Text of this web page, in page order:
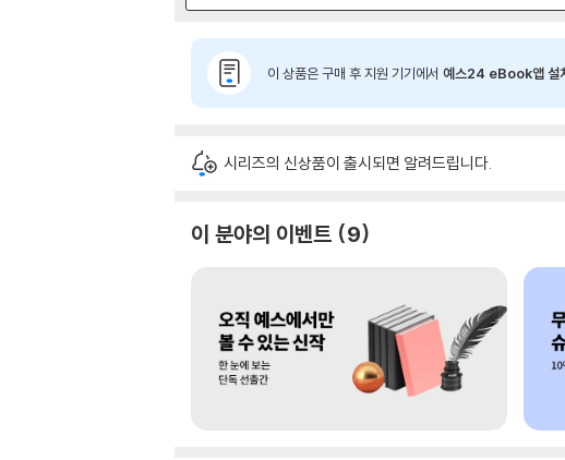
이 상품은 구매 후 지원 기기에서 예스24 eBook앱 설
시리즈의 신상품이 출시되면 알려드립니다.
이 분야의 이벤트 9